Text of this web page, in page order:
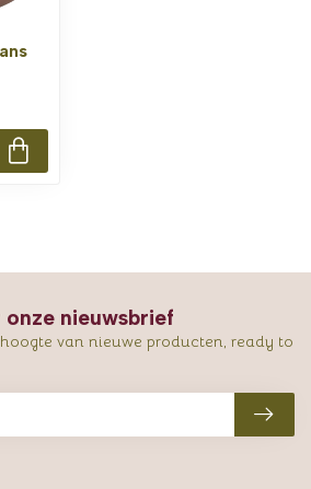
nieuwsbrief
van nieuwe producten, ready to